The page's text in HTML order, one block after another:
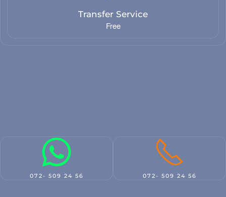
Transfer Service
Free
072- 509 24 56 072- 509 24 56